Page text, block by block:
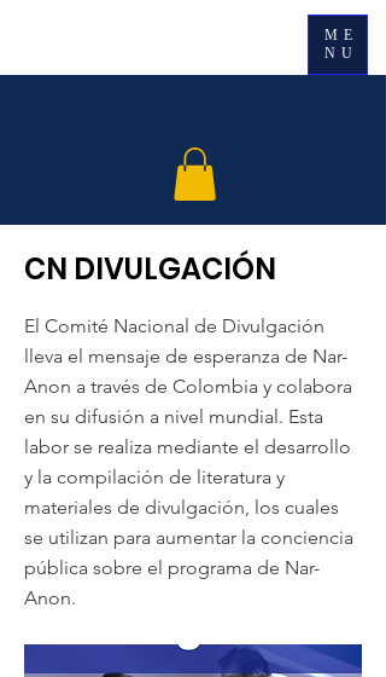
ME
NU
CN DIVULGACIÓN
El Comité Nacional de Divulgación
lleva el mensaje de esperanza de Nar-
Anon a través de Colombia y colabora
en su difusión a nivel mundial. Esta
labor se realiza mediante el desarrollo
y la compilación de literatura y
materiales de divulgación, los cuales
se utilizan para aumentar la conciencia
pública sobre el programa de Nar-
Anon.